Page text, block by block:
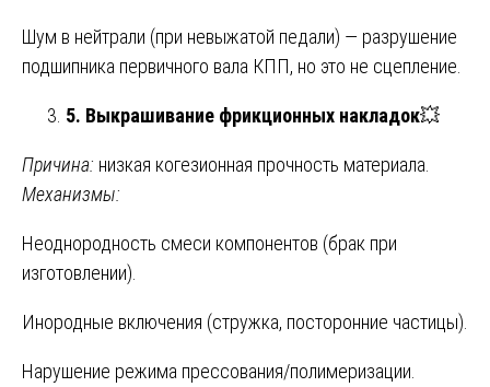
Шум в нейтрали (при невыжатой педали) — разрушение
подшипника первичного вала КПП, но это не сцепление.
5. Выкрашивание фрикционных накладок💥
Причина: низкая когезионная прочность материала.
Механизмы:
Неоднородность смеси компонентов (брак при
изготовлении).
Инородные включения (стружка, посторонние частицы).
Нарушение режима прессования/полимеризации.